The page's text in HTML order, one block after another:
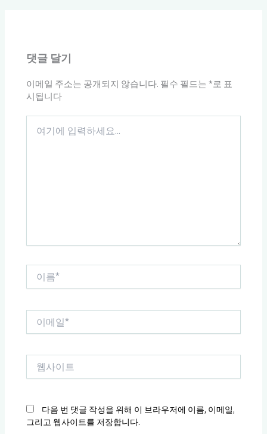
댓글 달기
이메일 주소는 공개되지 않습니다. 필수 필드는*로 표
시됩니다
다음 번 댓글 작성을 위해 이 브라우저에 이름, 이메일,
그리고 웹사이트를 저장합니다.